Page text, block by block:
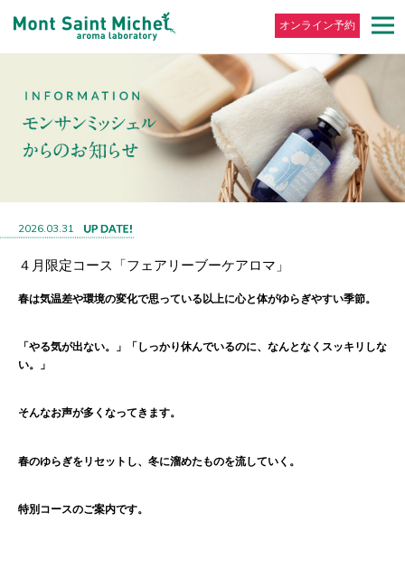
オンライン予約
2026.03.31
４月限定コース「フェアリーブーケアロマ」
春は気温差や環境の変化で思っている以上に心と体がゆらぎやすい季節。
「やる気が出ない。」「しっかり休んでいるのに、なんとなくスッキリしな
い。」
そんなお声が多くなってきます。
春のゆらぎをリセットし、冬に溜めたものを流していく。
特別コースのご案内です。